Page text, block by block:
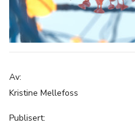
Av:
Kristine Mellefoss
Publisert: